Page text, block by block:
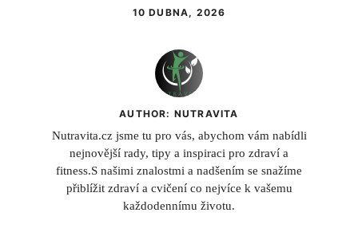
10 DUBNA, 2026
AUTHOR: NUTRAVITA
Nutravita.cz jsme tu pro vás, abychom vám nabídli
nejnovější rady, tipy a inspiraci pro zdraví a
fitness.S našimi znalostmi a nadšením se snažíme
přiblížit zdraví a cvičení co nejvíce k vašemu
každodennímu životu.